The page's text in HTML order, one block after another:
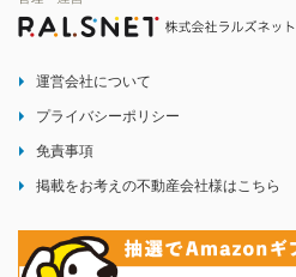
運営会社について
プライバシーポリシー
免責事項
掲載をお考えの不動産会社様はこちら